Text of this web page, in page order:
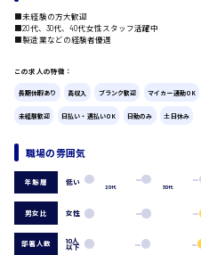
製造・軽作業・物流系
検品・包装・箱詰め
ピッキング・仕分け
フォークリフト
介護・医療系
医師
介護職
看護師
広島市中区
広島市東区
広島市南区
時給1200円～
■未経験の方大歓迎
■20代、30代、40代女性スタッフ活躍中
■製造業などの経験者優遇
この求人の特徴：
長期休暇あり 高収入 ブランク歓迎 マイカー通勤OK
未経験歓迎 日払い・週払いOK 日勤のみ 土日休み
職場の雰囲気
年齢層 低い
20代 30代
男女比 女性
部署人数 10人
以下